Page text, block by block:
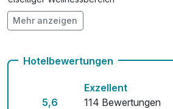
Hunde im Hotel nicht erlaubt
Kostenloses W-LAN
Mehr anzeigen
Hotelbewertungen
5,6
Exzellent
114 Bewertungen